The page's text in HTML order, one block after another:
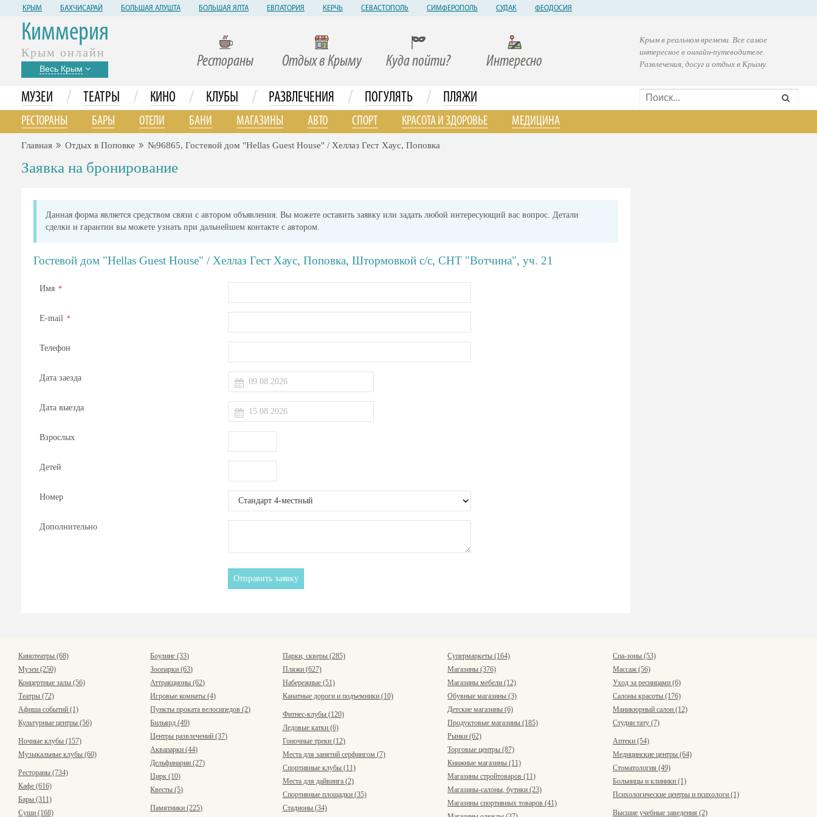
КРЫМ БАХЧИСАРАЙ БОЛЬШАЯ АЛУШТА БОЛЬШАЯ ЯЛТА ЕВПАТОРИЯ КЕРЧЬ СЕВАСТОПОЛЬ СИМФЕРОПОЛЬ СУДАК ФЕОДОСИЯ
Киммерия
Крым онлайн
Весь Крым Рестораны Отдых в Крыму Куда пойти? Интересно
Крым в реальном времени. Все самое
интересное в онлайн-путеводителе.
Развлечения, досуг и отдых в Крыму.
МУЗЕИ / ТЕАТРЫ / КИНО / КЛУБЫ / РАЗВЛЕЧЕНИЯ / ПОГУЛЯТЬ / ПЛЯЖИ
РЕСТОРАНЫ БАРЫ ОТЕЛИ БАНИ МАГАЗИНЫ АВТО СПОРТ КРАСОТА И ЗДОРОВЬЕ МЕДИЦИНА
Главная Отдых в Поповке №96865, Гостевой дом "Hellas Guest House" / Хеллаз Гест Хаус, Поповка
Заявка на бронирование
Данная форма является средством связи c автором объявления. Вы можете оставить заявку или задать любой интересующий вас вопрос. Детали
сделки и гарантии вы можете узнать при дальнейшем контакте с автором.
Гостевой дом "Hellas Guest House" / Хеллаз Гест Хаус, Поповка, Штормовкой с/с, СНТ "Вотчина", уч. 21
Имя *
E-mail *
Телефон
Дата заезда
Дата выезда
Взрослых
Детей
Номер
Дополнительно
Кинотеатры (68)
Музеи (250)
Концертные залы (56)
Театры (72)
Афиша событий (1)
Культурные центры (56)
Ночные клубы (157)
Музыкальные клубы (60)
Рестораны (734)
Кафе (616)
Бары (311)
Суши (168)
Боулинг (33)
Зоопарки (63)
Аттракционы (62)
Игровые комнаты (4)
Пункты проката велосипедов (2)
Бильярд (49)
Центры развлечений (37)
Аквапарки (44)
Дельфинарии (27)
Цирк (10)
Квесты (5)
Памятники (225)
Парки, скверы (285)
Пляжи (627)
Набережные (51)
Канатные дороги и подъемники (10)
Фитнес-клубы (120)
Ледовые катки (6)
Гоночные треки (12)
Места для занятий серфингом (7)
Спортивные клубы (11)
Места для дайвинга (2)
Спортивные площадки (35)
Стадионы (34)
Супермаркеты (164)
Магазины (376)
Магазины мебели (12)
Обувные магазины (3)
Детские магазины (6)
Продуктовые магазины (185)
Рынки (62)
Торговые центры (87)
Книжные магазины (11)
Магазины стройтоваров (11)
Магазины-салоны, бутики (23)
Магазины спортивных товаров (41)
Спа-зоны (53)
Массаж (56)
Уход за ресницами (6)
Салоны красоты (176)
Маникюрный салон (12)
Студии тату (7)
Аптеки (54)
Медицинские центры (64)
Стоматология (49)
Больницы и клиники (1)
Психологические центры и психологи (1)
Высшие учебные заведения (2)